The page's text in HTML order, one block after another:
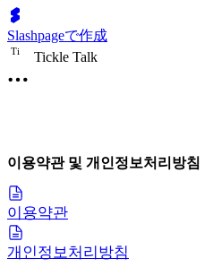
Slashpageで作成
Ti Tickle Talk
이용약관 및 개인정보처리방침
이용약관
개인정보처리방침